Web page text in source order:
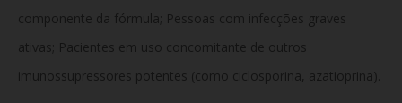
componente da fórmula; Pessoas com infecções graves
ativas; Pacientes em uso concomitante de outros
imunossupressores potentes (como ciclosporina, azatioprina).